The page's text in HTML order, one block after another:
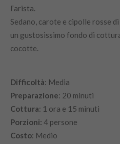
l’arista.
Sedano, carote e cipolle rosse
un gustosissimo fondo di
cocotte.
Difficoltà:‌ ‌Media
Preparazione:‌ ‌20‌ ‌minuti
‌Cottura:‌ ‌1 ora e 15 minuti
Porzioni:‌ ‌ 4 ‌persone‌
Costo:‌ ‌Medio ‌